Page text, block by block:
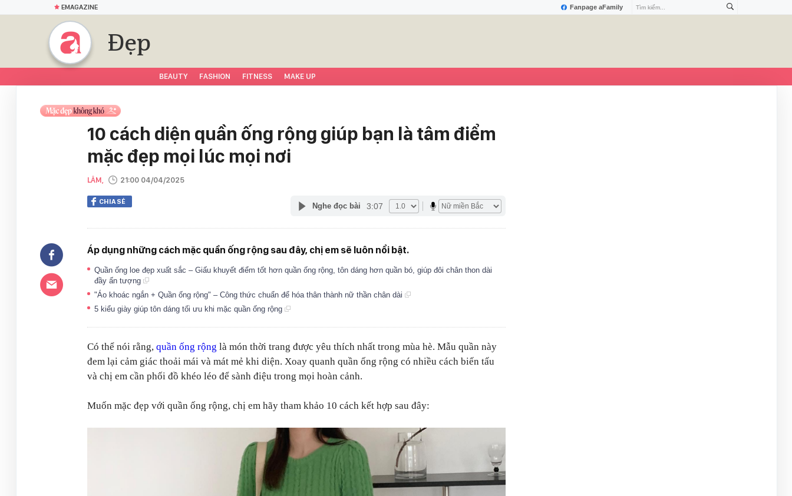
Fanpage aFamily
EMAGAZINE
Đẹp
BEAUTY FASHION FITNESS MAKE UP
10 cách diện quần ống rộng giúp bạn là tâm điểm
mặc đẹp mọi lúc mọi nơi
LÂM, 21:00 04/04/2025
CHIA SẺ Nghe đọc bài 3:07
Áp dụng những cách mặc quần ống rộng sau đây, chị em sẽ luôn nổi bật.
Quần ống loe đẹp xuất sắc – Giấu khuyết điểm tốt hơn quần ống rộng, tôn dáng hơn quần bó, giúp đôi chân thon dài
đầy ấn tượng
"Áo khoác ngắn + Quần ống rộng" – Công thức chuẩn để hóa thân thành nữ thần chân dài
5 kiểu giày giúp tôn dáng tối ưu khi mặc quần ống rộng
Có thể nói rằng, quần ống rộng là món thời trang được yêu thích nhất trong mùa hè. Mẫu quần này
đem lại cảm giác thoải mái và mát mẻ khi diện. Xoay quanh quần ống rộng có nhiều cách biến tấu
và chị em cần phối đồ khéo léo để sành điệu trong mọi hoàn cảnh.
Muốn mặc đẹp với quần ống rộng, chị em hãy tham khảo 10 cách kết hợp sau đây: